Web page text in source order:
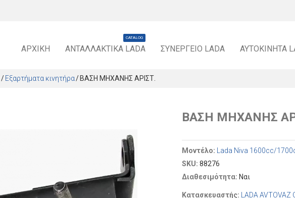
ΑΡΧΙΚΉ ΑΝΤΑΛΛΑΚΤΙΚΆ LADA
CATALOG
ΣΥΝΕΡΓΕΊΟ LADA ΑΥΤΟΚΊΝΗΤΑ
Εξαρτήματα κινητήρα ΒΑΣΗ ΜΗΧΑΝΗΣ ΑΡΙΣΤ.
ΒΑΣΗ ΜΗΧΑΝΗΣ
Μοντέλο:
Lada Niva 1600cc/
SKU: 88276
Διαθεσιμότητα: Ναι
Κατασκευαστής: LADA AVTOVAZ